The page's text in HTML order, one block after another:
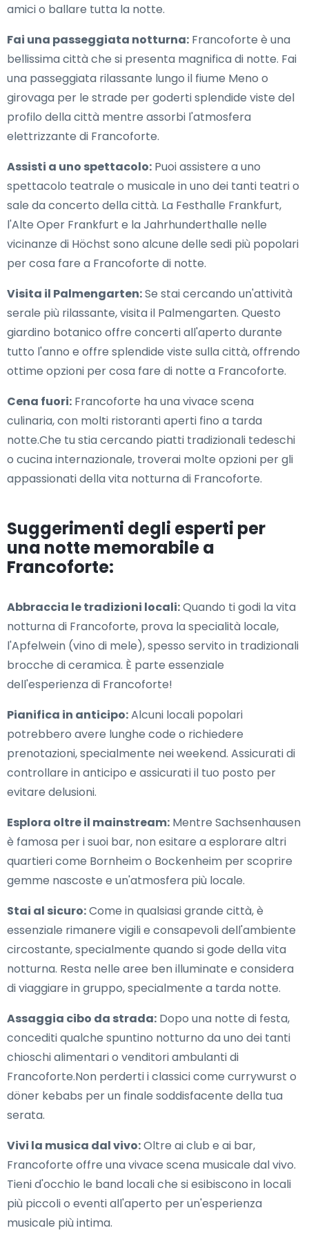
amici o ballare tutta la notte.
Fai una passeggiata notturna: Francoforte è una
bellissima città che si presenta magnifica di notte. Fai
una passeggiata rilassante lungo il fiume Meno o
girovaga per le strade per goderti splendide viste del
profilo della città mentre assorbi l'atmosfera
elettrizzante di Francoforte.
Assisti a uno spettacolo: Puoi assistere a uno
spettacolo teatrale o musicale in uno dei tanti teatri o
sale da concerto della città. La Festhalle Frankfurt,
l'Alte Oper Frankfurt e la Jahrhunderthalle nelle
vicinanze di Höchst sono alcune delle sedi più popolari
per cosa fare a Francoforte di notte.
Visita il Palmengarten:Se stai cercando un'attività
serale più rilassante, visita il Palmengarten. Questo
giardino botanico offre concerti all'aperto durante
tutto l'anno e offre splendide viste sulla città, offrendo
ottime opzioni per cosa fare di notte a Francoforte.
Cena fuori: Francoforte ha una vivace scena
culinaria, con molti ristoranti aperti fino a tarda
notte.Che tu stia cercando piatti tradizionali tedeschi
o cucina internazionale, troverai molte opzioni per gli
appassionati della vita notturna di Francoforte.
Suggerimenti degli esperti per
una notte memorabile a
Francoforte:
Abbraccia le tradizioni locali:Quando ti godi la vita
notturna di Francoforte, prova la specialità locale,
l'Apfelwein (vino di mele), spesso servito in tradizionali
brocche di ceramica. È parte essenziale
dell'esperienza di Francoforte!
Pianifica in anticipo:Alcuni locali popolari
potrebbero avere lunghe code o richiedere
prenotazioni, specialmente nei weekend. Assicurati di
controllare in anticipo e assicurati il tuo posto per
evitare delusioni.
Esplora oltre il mainstream: Mentre Sachsenhausen
è famosa per i suoi bar, non esitare a esplorare altri
quartieri come Bornheim o Bockenheim per scoprire
gemme nascoste e un'atmosfera più locale.
Stai al sicuro:Come in qualsiasi grande città, è
essenziale rimanere vigili e consapevoli dell'ambiente
circostante, specialmente quando si gode della vita
notturna. Resta nelle aree ben illuminate e considera
di viaggiare in gruppo, specialmente a tarda notte.
Assaggia cibo da strada: Dopo una notte di festa,
concediti qualche spuntino notturno da uno dei tanti
chioschi alimentari o venditori ambulanti di
Francoforte.Non perderti i classici come currywurst o
döner kebabs per un finale soddisfacente della tua
serata.
Vivi la musica dal vivo:Oltre ai club e ai bar,
Francoforte offre una vivace scena musicale dal vivo.
Tieni d'occhio le band locali che si esibiscono in locali
più piccoli o eventi all'aperto per un'esperienza
musicale più intima.